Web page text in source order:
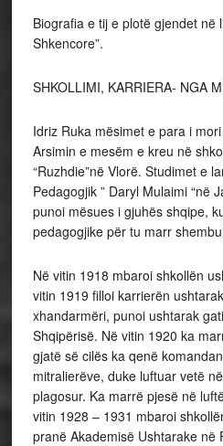
Biografia e tij e plotë gjendet në
Shkencore”.
SHKOLLIMI, KARRIERA- NGA
Idriz Ruka mësimet e para i
Arsimin e mesëm e kreu në
“Ruzhdie”në Vlorë. Studimet e
Pedagogjik ” Daryl Mulaimi “në
punoi mësues i gjuhës shqipe,
pedagogjike për tu marr
Në vitin 1918 mbaroi shkollën
vitin 1919 filloi karrierën
xhandarmëri, punoi ushtarak
Shqipërisë. Në vitin 1920 ka
gjatë së cilës ka qenë
mitralierëve, duke luftuar vetë
plagosur. Ka marrë pjesë në
vitin 1928 – 1931 mbaroi
pranë Akademisë Ushtarake në